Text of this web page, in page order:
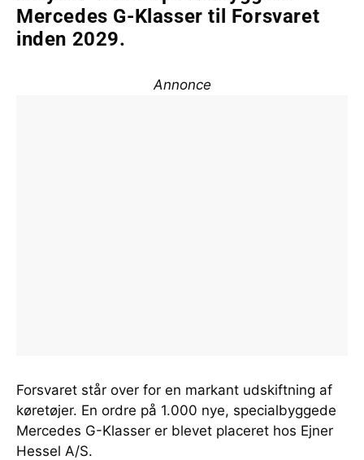
Mercedes G-Klasser til Forsvaret
inden 2029.
Annonce
Forsvaret står over for en markant udskiftning af
køretøjer. En ordre på 1.000 nye, specialbyggede
Mercedes G-Klasser er blevet placeret hos Ejner
Hessel A/S.